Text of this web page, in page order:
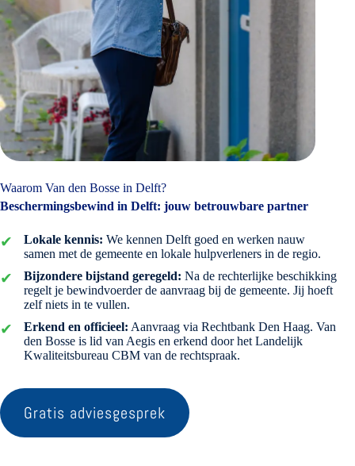
Waarom Van den Bosse in Delft?
Beschermingsbewind in Delft: jouw betrouwbare partner
Lokale kennis: We kennen Delft goed en werken nauw
samen met de gemeente en lokale hulpverleners in de regio.
Bijzondere bijstand geregeld: Na de rechterlijke beschikking
regelt je bewindvoerder de aanvraag bij de gemeente. Jij hoeft
zelf niets in te vullen.
Erkend en officieel: Aanvraag via Rechtbank Den Haag. Van
den Bosse is lid van Aegis en erkend door het Landelijk
Kwaliteitsbureau CBM van de rechtspraak.
Gratis adviesgesprek